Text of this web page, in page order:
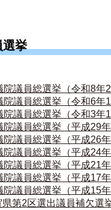
選挙
議員総選挙（令和8年2
議員総選挙（令和6年
議員総選挙（令和3年
議員総選挙（平成29年
院議員総選挙（平成26
院議員総選挙（平成24
院議員総選挙（平成21
議員総選挙（平成17年
議員総選挙（平成15年
第2区選出議員補欠選